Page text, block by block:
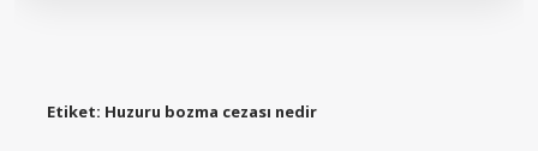
Etiket: Huzuru bozma cezası nedir